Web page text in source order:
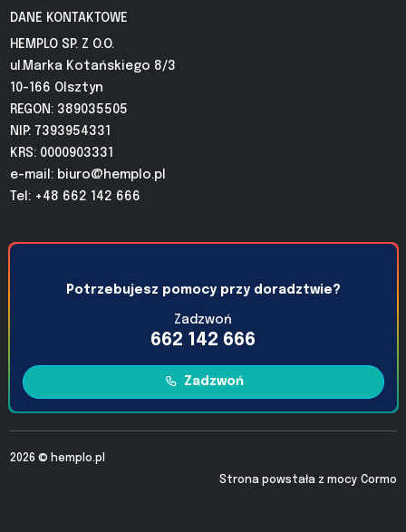
DANE KONTAKTOWE
HEMPLO SP. Z O.O.
ul.Marka Kotańskiego 8/3
10-166 Olsztyn
REGON: 389035505
NIP: 7393954331
KRS: 0000903331
e-mail: biuro@hemplo.pl
Tel: +48 662 142 666
Potrzebujesz pomocy przy doradztwie?
Zadzwoń
662 142 666
Zadzwoń
2026 © hemplo.pl
Strona powstała z mocy Cormo